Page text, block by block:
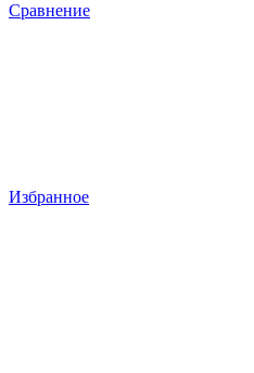
Сравнение
Избранное